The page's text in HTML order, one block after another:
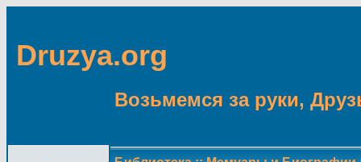
Druzya.org
Возьмемся за руки,